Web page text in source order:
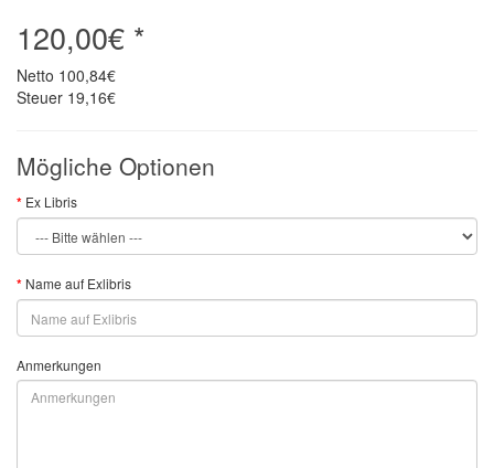
120,00€ *
Netto 100,84€
Steuer 19,16€
Mögliche Optionen
Ex Libris
Name auf Exlibris
Anmerkungen